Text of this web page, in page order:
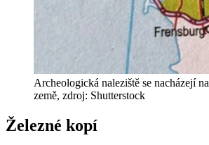
Archeologická naleziště se nacházejí
země, zdroj: Shutterstock
Železné kopí